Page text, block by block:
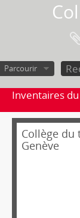
Parcourir
Inventaires
Collège du
Genève